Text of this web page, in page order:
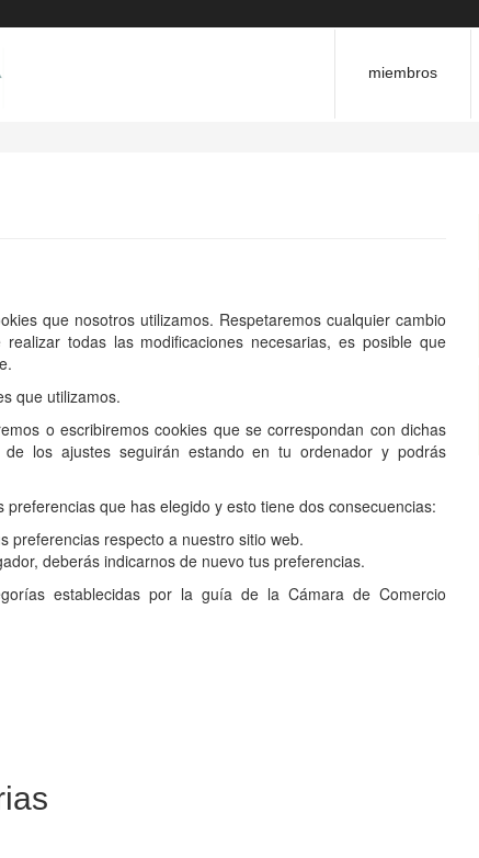
miembros
que nosotros utilizamos. Respetaremos cualquier cambio
todas las modificaciones necesarias, es posible que
que utilizamos.
o escribiremos cookies que se correspondan con dichas
los ajustes seguirán estando en tu ordenador y podrás
que has elegido y esto tiene dos consecuencias:
preferencias respecto a nuestro sitio web.
deberás indicarnos de nuevo tus preferencias.
establecidas por la guía de la Cámara de Comercio